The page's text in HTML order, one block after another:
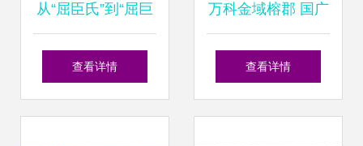
从“屈臣氏”到“屈巨
氏” 探究其与住宅
查看详情
万科金域榕郡 国广
一叶设计作品，演
查看详情